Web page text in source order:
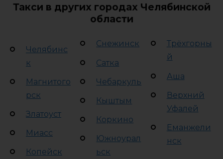
Такси в других городах Челябинской
области
Челябинс
к
Магнитого
рск
Златоуст
Миасс
Копейск
Снежинск
Сатка
Чебаркуль
Кыштым
Коркино
Южноурал
ьск
Трёхгорны
й
Аша
Верхний
Уфалей
Еманжели
нск